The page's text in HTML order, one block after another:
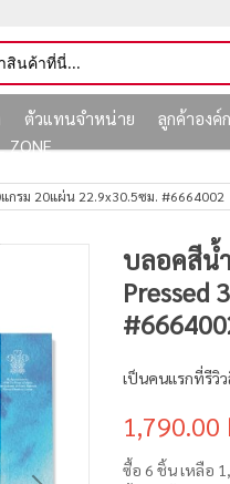
ตัวแทนจำหน่าย ลูกค้าองค์
ZONE
กรม 20แผ่น 22.9x30.5ซม. #6664002
บลอคสีน้
Pressed
เป็นคนแรกที่รีวิ
1,790.00
ซื้อ 6 ชิ้น เหลือ